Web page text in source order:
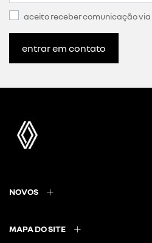
aceito receber comunicação
entrar em contato
NOVOS
MAPA DO SITE